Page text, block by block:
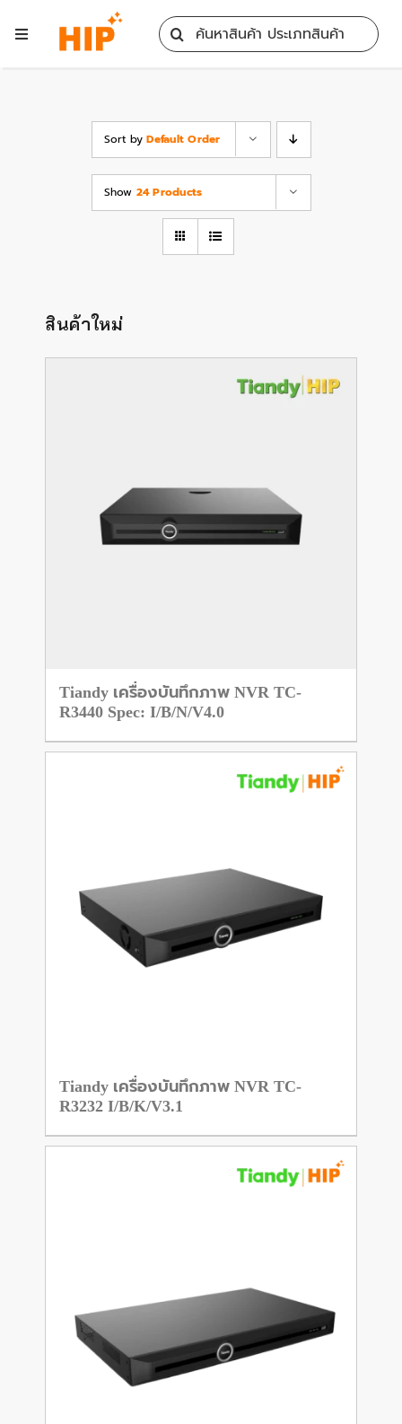
Toggle
All Products
Services
Search
for:
Sort byDefault Order
Show 24 Products
สินค้าใหม่
Tiandy เครื่องบันทึกภาพ NVR TC-
R3440 Spec: I/B/N/V4.0
Tiandy เครื่องบันทึกภาพ NVR TC-
R3232 I/B/K/V3.1